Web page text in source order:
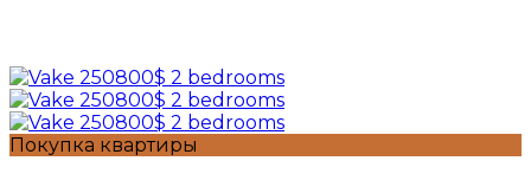
Покупка квартиры